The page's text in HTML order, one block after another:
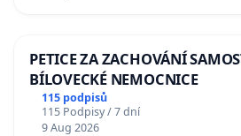
PETICE ZA ZACHOVÁNÍ
BÍLOVECKÉ NEMOCNICE
115 podpisů
115 Podpisy / 7 dní
9 Aug 2026